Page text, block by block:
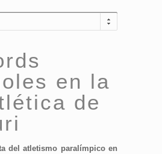
en la
de
del atletismo paralímpico en